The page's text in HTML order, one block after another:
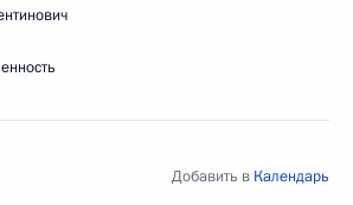
Добавить в Календарь